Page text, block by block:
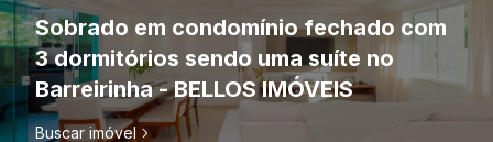
Sobrado em condomínio fechado com
3 dormitórios sendo uma suíte no
Barreirinha - BELLOS IMÓVEIS
Buscar imóvel